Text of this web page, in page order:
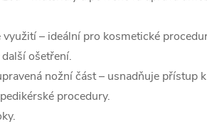
využití – ideální pro kosmetické
ošetření.
nožní část – usnadňuje přístup
procedury.